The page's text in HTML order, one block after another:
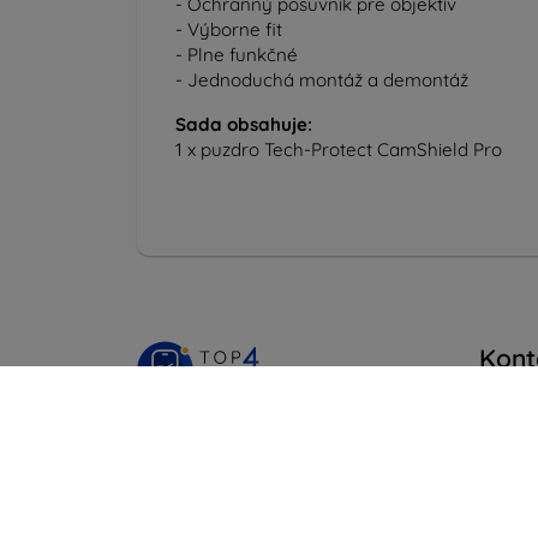
- Výborne fit
- Plne funkčné
- Jednoduchá montáž a demontáž
Sada obsahuje:
1 x puzdro Tech-Protect CamShield Pro